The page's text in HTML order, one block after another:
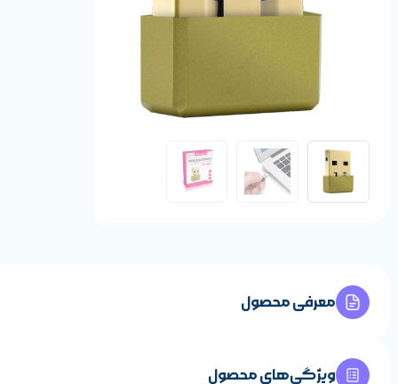
معرفی محصول
ویژگی‌های محصول